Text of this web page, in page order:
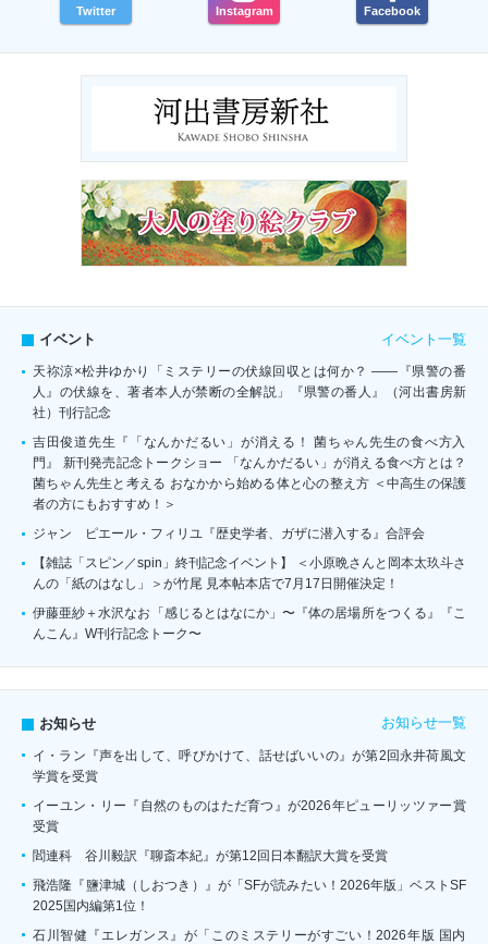
Twitter Instagram Facebook
イベント イベント一覧
天祢涼×松井ゆかり「ミステリーの伏線回収とは何か？ ――『県警の番
人』の伏線を、著者本人が禁断の全解説」『県警の番人』（河出書房新
社）刊行記念
吉田俊道先生『「なんかだるい」が消える！ 菌ちゃん先生の食べ方入
門』 新刊発売記念トークショー 「なんかだるい」が消える食べ方とは？
菌ちゃん先生と考える おなかから始める体と心の整え方 ＜中高生の保護
者の方にもおすすめ！＞
ジャン゠ピエール・フィリユ『歴史学者、ガザに潜入する』合評会
【雑誌「スピン／spin」終刊記念イベント】 ＜小原晩さんと岡本太玖斗さ
んの「紙のはなし」＞が竹尾 見本帖本店で7月17日開催決定！
伊藤亜紗＋水沢なお「感じるとはなにか」〜『体の居場所をつくる』『こ
んこん』W刊行記念トーク〜
お知らせ お知らせ一覧
イ・ラン『声を出して、呼びかけて、話せばいいの』が第2回永井荷風文
学賞を受賞
イーユン・リー『自然のものはただ育つ』が2026年ピューリッツァー賞
受賞
閻連科 谷川毅訳『聊斎本紀』が第12回日本翻訳大賞を受賞
飛浩隆『鹽津城（しおつき）』が「SFが読みたい！2026年版」ベストSF
2025国内編第1位！
石川智健『エレガンス』が「このミステリーがすごい！2026年版 国内